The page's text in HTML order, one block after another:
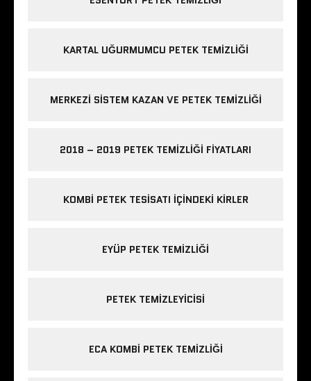
KARTAL UĞURMUMCU PETEK TEMIZLIĞI
MERKEZI SISTEM KAZAN VE PETEK TEMIZLIĞI
2018 – 2019 PETEK TEMIZLIĞI FIYATLARI
KOMBI PETEK TESISATI IÇINDEKI KIRLER
EYÜP PETEK TEMIZLIĞI
PETEK TEMIZLEYICISI
ECA KOMBI PETEK TEMIZLIĞI